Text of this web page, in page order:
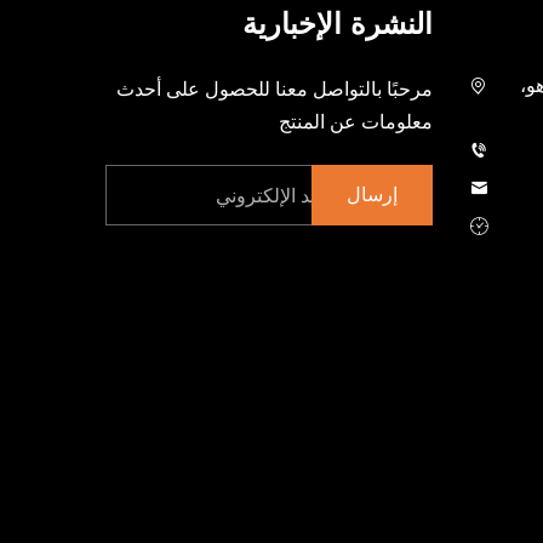
النشرة الإخبارية
مرحبًا بالتواصل معنا للحصول على أحدث
معلومات عن المنتج
إرسال